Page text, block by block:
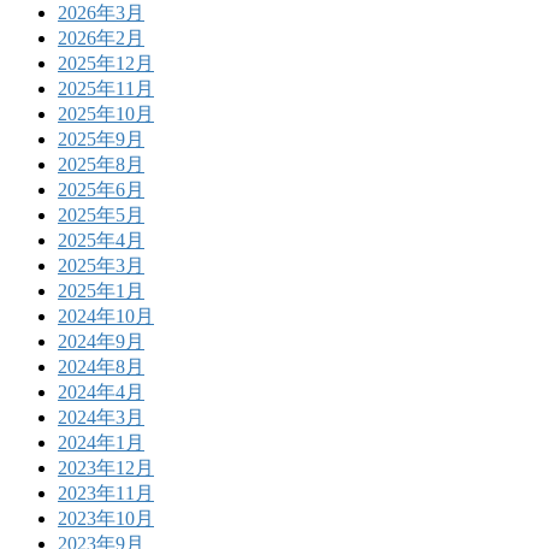
2026年3月
2026年2月
2025年12月
2025年11月
2025年10月
2025年9月
2025年8月
2025年6月
2025年5月
2025年4月
2025年3月
2025年1月
2024年10月
2024年9月
2024年8月
2024年4月
2024年3月
2024年1月
2023年12月
2023年11月
2023年10月
2023年9月